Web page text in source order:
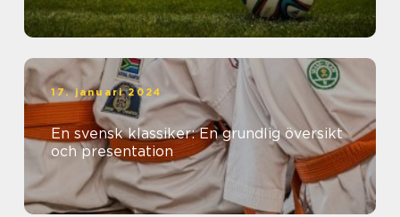
17. januari 2024
En svensk klassiker: En grundlig översikt
och presentation